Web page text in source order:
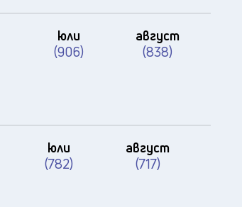
юли
(906)
август
(838)
юли
(782)
август
(717)